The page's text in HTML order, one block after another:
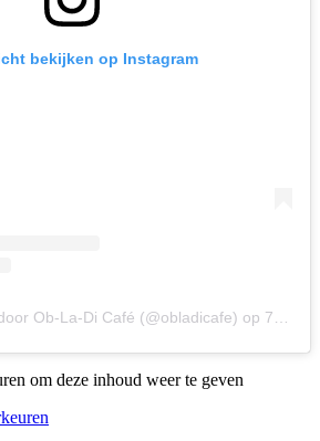
bekijken op Instagram
Ob-La-Di Café (@obladicafe) op 7 Feb 2019 om 4:10 (PST)
om deze inhoud weer te geven